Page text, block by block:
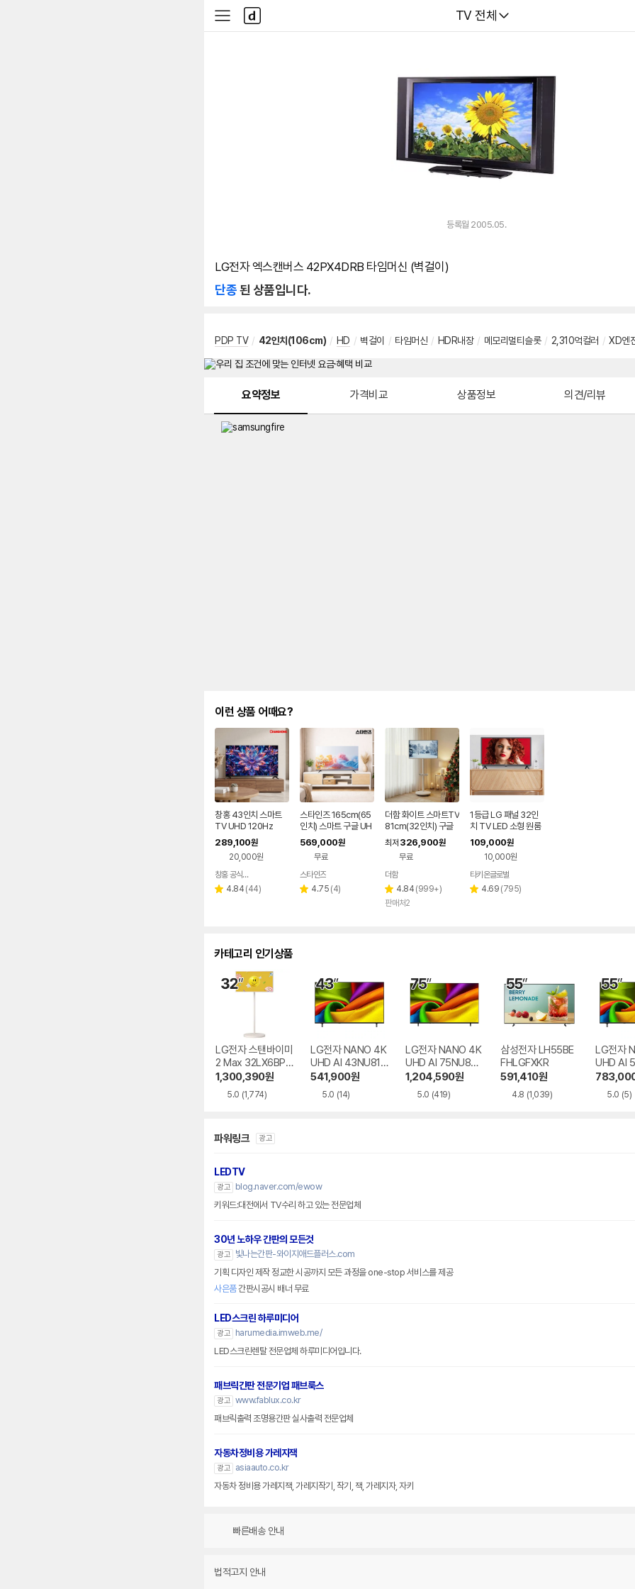
다나와
TV 전체
사
이
다
나
와
등록월 2005.05.
LG전자 엑스캔버스 42PX4DRB 타임머신 (벽걸이)
단종된 상품입니다.
PDP TV / 42인치(106cm) / HD / 벽걸이 / 타임머신 / HDR내장 / 메모리멀티슬롯 / 2,310억컬러 / XD엔
요약정보 가격비교 상품정보 의견/리뷰
이런 상품 어때요?
창홍 43인치 스마트
TV UHD 120Hz
289,100원
20,000원
페이
창홍 공식스토어
별 4.84 리
(44)
스타인즈 165cm(65
인치) 스마트 구글 UH
D TV KKZ6500SU
H 중소기업 1등급
569,000원
무료
페이
스타인즈
별 4.75 리
(4)
더함 화이트 스마트TV
81cm(32인치) 구글
5.0 QLED 이동식TV
최저 326,900원
무료
더함
별
점
4.84 리
(999+)
판매처2
1등급 LG 패널 32인
치 TV LED 소형 원룸
티비 이동식TV 안방
캠핑 글램핑 병원
109,000원
10,000원
타키온글로벌
별 4.69 리
(795)
카테고리 인기상품
LG전자 스탠바이미
2 Max 32LX6BPG
A
1,300,390원
5.0 (1,774)
LG전자 NANO 4K
UHD AI 43NU810
BENA
541,900원
5.0 (14)
LG전자 NANO 4K
UHD AI 75NU850
BENA
1,204,590원
5.0 (419)
삼성전자 LH55BE
FHLGFXKR
591,410원
4.8 (1,039)
LG전자
UHD AI
BENA
5.0 (5)
파워링크 광고
LEDTV
광고
blog.naver.com/ewow
키워드:대전에서 TV수리 하고 있는 전문업체
30년 노하우 간판의 모든것
광고
빛나는간판-와이지애드플러스.com
기획 디자인 제작 정교한 시공까지 모든 과정을 one-stop 서비스를 제공
사은품간판시공시 배너 무료
LED스크린 하루미디어
광고
harumedia.imweb.me/
LED스크린렌탈 전문업체 하루미디어입니다.
패브릭간판 전문기업 패브룩스
광고 www.fablux.co.kr
패브릭출력 조명용간판 실사출력 전문업체
자동차정비용 가레지잭
광고
asiaauto.co.kr
자동차 정비용 가레지잭, 가레지작기, 작기, 잭, 가레지자, 자키
빠른배송 안내
법적고지 안내